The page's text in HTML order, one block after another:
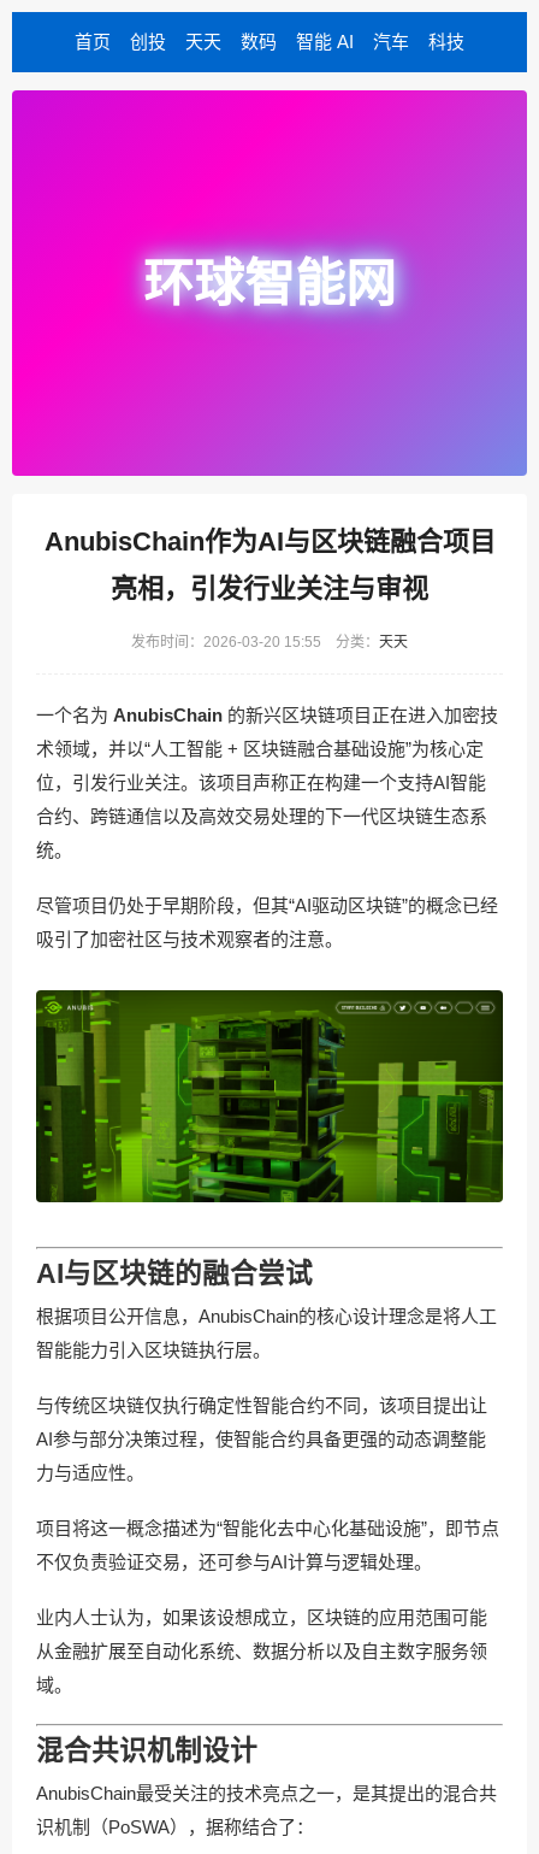
首页 创投 天天 数码 智能 AI 汽车 科技
环球智能网
AnubisChain作为AI与区块链融合项目
亮相，引发行业关注与审视
发布时间：2026-03-20 15:55 分类： 天天
一个名为 AnubisChain 的新兴区块链项目正在进入加密技
术领域，并以“人工智能 + 区块链融合基础设施”为核心定
位，引发行业关注。该项目声称正在构建一个支持AI智能
合约、跨链通信以及高效交易处理的下一代区块链生态系
统。
尽管项目仍处于早期阶段，但其“AI驱动区块链”的概念已经
吸引了加密社区与技术观察者的注意。
AI与区块链的融合尝试
根据项目公开信息，AnubisChain的核心设计理念是将人工
智能能力引入区块链执行层。
与传统区块链仅执行确定性智能合约不同，该项目提出让
AI参与部分决策过程，使智能合约具备更强的动态调整能
力与适应性。
项目将这一概念描述为“智能化去中心化基础设施”，即节点
不仅负责验证交易，还可参与AI计算与逻辑处理。
业内人士认为，如果该设想成立，区块链的应用范围可能
从金融扩展至自动化系统、数据分析以及自主数字服务领
域。
混合共识机制设计
AnubisChain最受关注的技术亮点之一，是其提出的混合共
识机制（PoSWA），据称结合了：